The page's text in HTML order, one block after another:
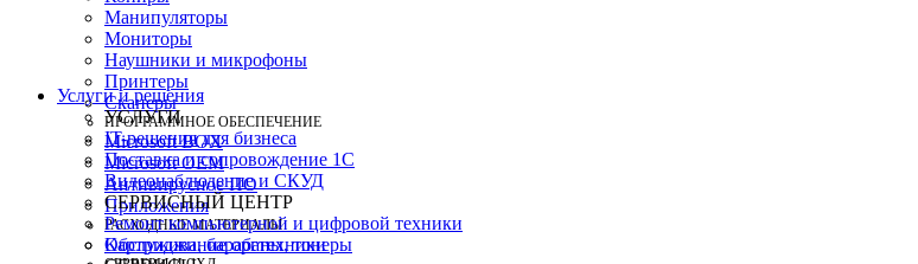
Манипуляторы
Мониторы
Наушники и микрофоны
Принтеры
Сканеры
ПРОГРАММНОЕ ОБЕСПЕЧЕНИЕ
Microsoft BOX
Microsoft OEM
Антивирусное ПО
Приложения
РАСХОДНЫЕ МАТЕРИАЛЫ
Картриджи, барабаны, тонеры
Услуги и решения
УСЛУГИ
IT-решения для бизнеса
Поставка и сопровождение 1C
Видеонаблюдение и СКУД
СЕРВИСНЫЙ ЦЕНТР
Ремонт компьютерной и цифровой техники
Обслуживание оргтехники